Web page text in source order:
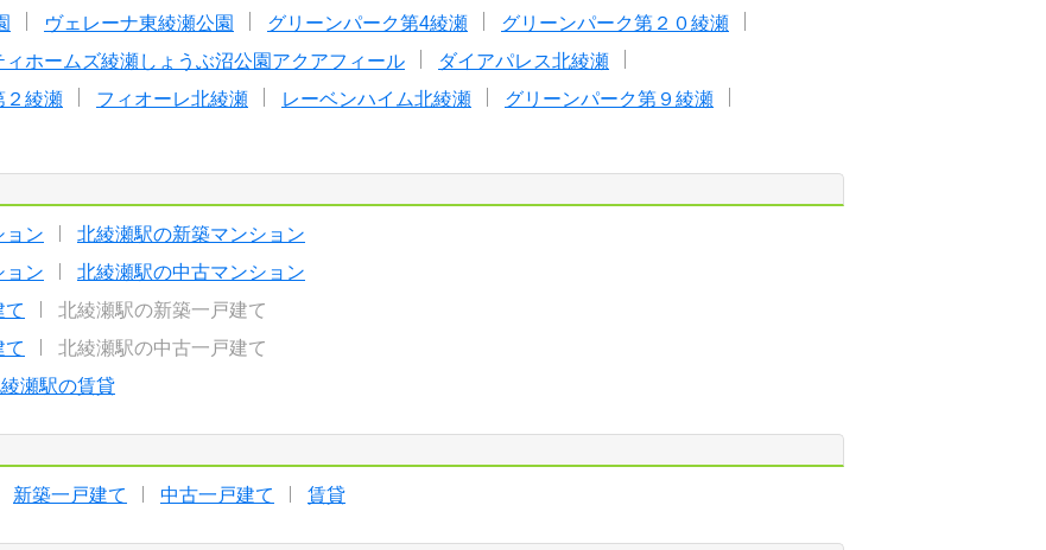
ヴェレーナ東綾瀬公園 グリーンパーク第4綾瀬
グリーンパーク第２０綾瀬
ィホームズ綾瀬しょうぶ沼公園アクアフィール
ダイアパレス北綾瀬
２綾瀬 フィオーレ北綾瀬 レーベンハイム北綾瀬
グリーンパーク第９綾瀬
ョン
北綾瀬駅の新築マンション
ョン
北綾瀬駅の中古マンション
て
北綾瀬駅の新築一戸建て
て
北綾瀬駅の中古一戸建て
瀬駅の賃貸
新築一戸建て 中古一戸建て 賃貸